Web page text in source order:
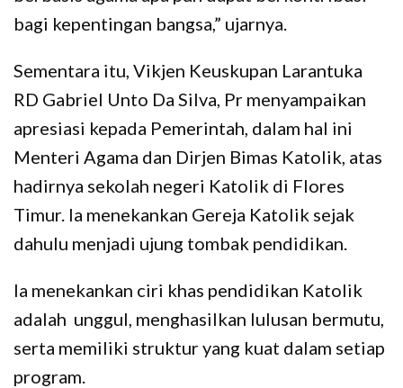
bagi kepentingan bangsa,” ujarnya.
Sementara itu, Vikjen Keuskupan Larantuka
RD Gabriel Unto Da Silva, Pr menyampaikan
apresiasi kepada Pemerintah, dalam hal ini
Menteri Agama dan Dirjen Bimas Katolik, atas
hadirnya sekolah negeri Katolik di Flores
Timur. Ia menekankan Gereja Katolik sejak
dahulu menjadi ujung tombak pendidikan.
Ia menekankan ciri khas pendidikan Katolik
adalah unggul, menghasilkan lulusan bermutu,
serta memiliki struktur yang kuat dalam setiap
program.